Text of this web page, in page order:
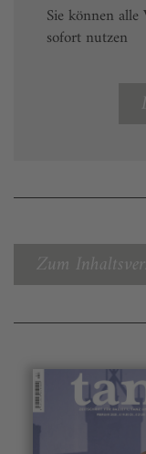
Sie können
sofort nutzen
Zum